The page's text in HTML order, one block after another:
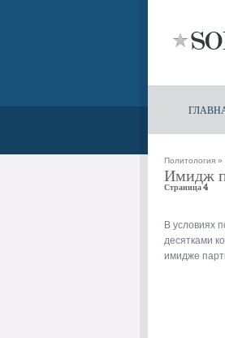
Политология »
Имидж
Страница 4
В условиях
десятками
имидже